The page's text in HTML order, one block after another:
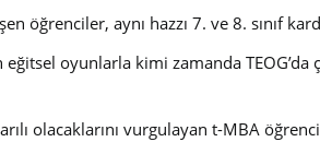
öğrenciler, aynı hazzı 7. ve 8.
oyunlarla kimi zamanda TEOG’da
olacaklarını vurgulayan t-MBA